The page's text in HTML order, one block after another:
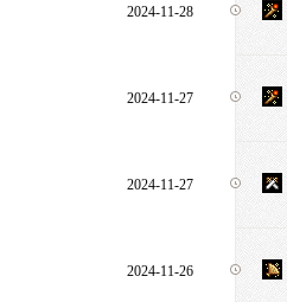
2024-11-28
2024-11-27
2024-11-27
2024-11-26